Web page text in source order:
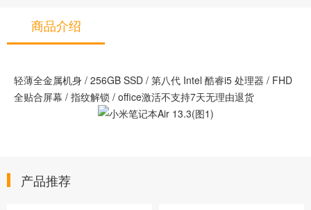
商品介绍
轻薄全金属机身 / 256GB SSD / 第八代 Intel 酷睿i5 处理器 / FHD
全贴合屏幕 / 指纹解锁 / office激活不支持7天无理由退货
产品推荐